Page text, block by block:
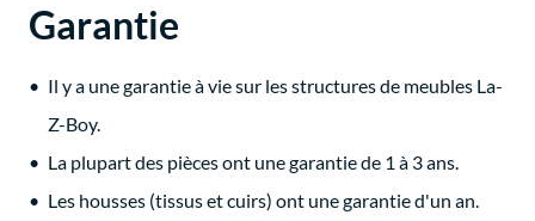
Garantie
Il y a une garantie à vie sur les structures de meubles La-
Z-Boy.
La plupart des pièces ont une garantie de 1 à 3 ans.
Les housses (tissus et cuirs) ont une garantie d'un an.